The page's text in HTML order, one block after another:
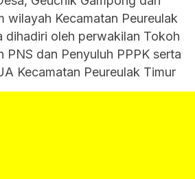
wilayah Kecamatan Peureulak
dihadiri oleh perwakilan Tokoh
PNS dan Penyuluh PPPK serta
Kecamatan Peureulak Timur